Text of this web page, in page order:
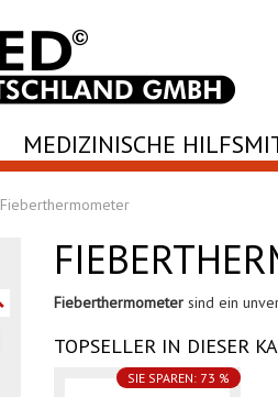
MEDIZINISCHE
Fieberthermometer
Fieberthermometer sind ein
TOPSELLER IN DIESER
SIE SPAREN: 73 %